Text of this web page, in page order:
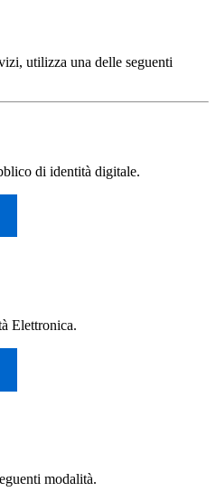
utilizza una delle seguenti
di identità digitale.
Elettronica.
modalità.